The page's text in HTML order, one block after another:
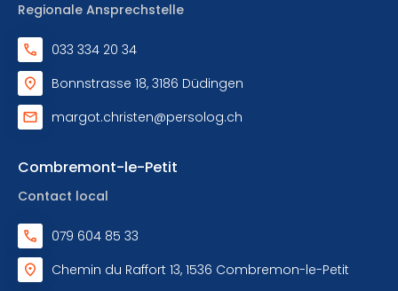
Regionale Ansprechstelle
033 334 20 34
Bonnstrasse 18, 3186 Düdingen
margot.christen@persolog.ch
Combremont-le-Petit
Contact local
079 604 85 33
Chemin du Raffort 13, 1536 Combremon-le-Petit